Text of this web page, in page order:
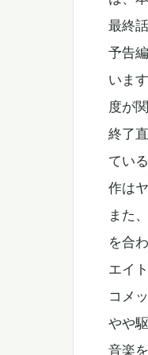
最終
予告
いま
度が
終了
てい
作は
また
を合
エイ
コメ
やや
音楽